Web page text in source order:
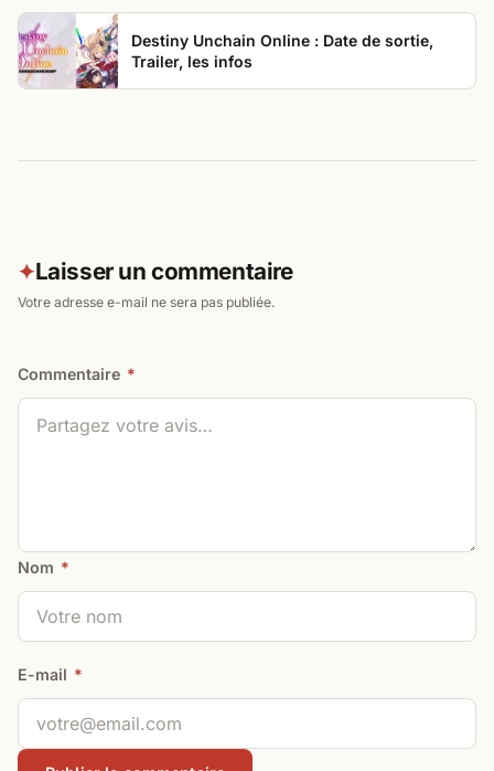
Destiny Unchain Online : Date de sortie,
Trailer, les infos
✦Laisser un commentaire
Votre adresse e-mail ne sera pas publiée.
Commentaire *
Nom *
E-mail *